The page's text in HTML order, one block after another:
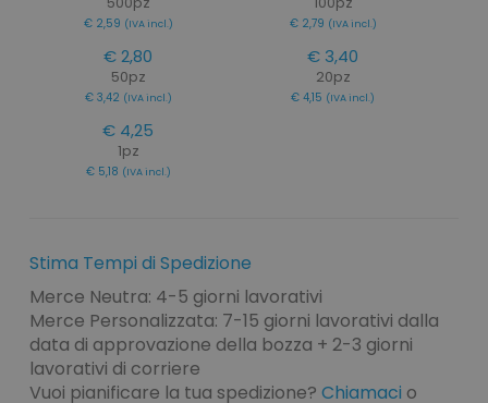
€ 2,59 (IVA incl.) € 2,79 (IVA incl.)
€ 2,80
50pz
€ 3,42 (IVA incl.)
€ 3,40
20pz
€ 4,15 (IVA incl.)
€ 4,25
1pz
€ 5,18 (IVA incl.)
Stima Tempi di Spedizione
Merce Neutra: 4-5 giorni lavorativi
Merce Personalizzata: 7-15 giorni lavorativi dalla
data di approvazione della bozza + 2-3 giorni
lavorativi di corriere
Vuoi pianificare la tua spedizione? Chiamaci o